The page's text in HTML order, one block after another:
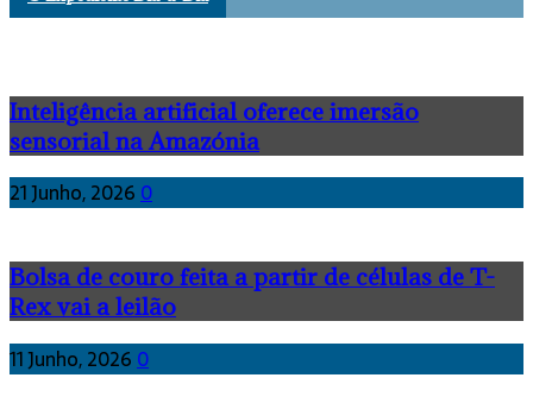
Inteligência artificial oferece imersão
sensorial na Amazónia
21 Junho, 20260
Bolsa de couro feita a partir de células de T-
Rex vai a leilão
11 Junho, 2026 0